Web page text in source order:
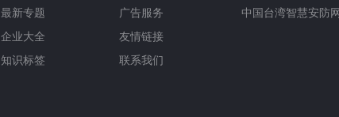
最新专题
企业大全
知识标签
广告服务
友情链接
联系我们
中国台湾智慧安防